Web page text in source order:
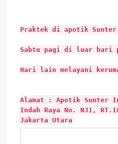
Praktek di apotik
Sabtu pagi di luar hari
Hari lain melayani
Alamat : Apotik Sunter
Indah Raya No. NJ1,
Jakarta Utara